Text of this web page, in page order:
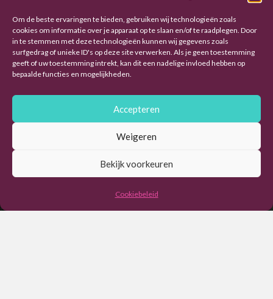
Om de beste ervaringen te bieden, gebruiken wij technologieën zoals
cookies om informatie over je apparaat op te slaan en/of te raadplegen. Door
in te stemmen met deze technologieën kunnen wij gegevens zoals
surfgedrag of unieke ID's op deze site verwerken. Als je geen toestemming
geeft of uw toestemming intrekt, kan dit een nadelige invloed hebben op
bepaalde functies en mogelijkheden.
Accepteren
Weigeren
Bekijk voorkeuren
Cookiebeleid